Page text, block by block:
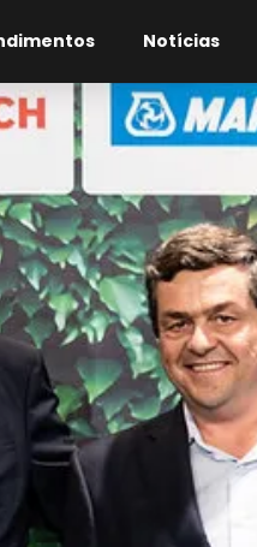
Notícias